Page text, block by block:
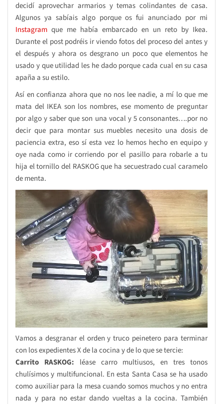
decidí aprovechar armarios y temas colindantes de casa.
Algunos ya sabíais algo porque os fui anunciado por mi
Instagram que me había embarcado en un reto by Ikea.
Durante el post podréis ir viendo fotos del proceso del antes y
el después y ahora os desgrano un poco que elementos he
usado y que utilidad les he dado porque cada cual en su casa
apaña a su estilo.
Así en confianza ahora que no nos lee nadie, a mí lo que me
mata del IKEA son los nombres, ese momento de preguntar
por algo y saber que son una vocal y 5 consonantes….por no
decir que para montar sus muebles necesito una dosis de
paciencia extra, eso sí esta vez lo hemos hecho en equipo y
oye nada como ir corriendo por el pasillo para robarle a tu
hija el tornillo del RASKOG que ha secuestrado cual caramelo
de menta.
Vamos a desgranar el orden y truco peinetero para terminar
con los expedientes X de la cocina y de lo que se tercie:
Carrito RASKOG: léase carro multiusos, en tres tonos
chulísimos y multifuncional. En esta Santa Casa se ha usado
como auxiliar para la mesa cuando somos muchos y no entra
nada y para no estar dando vueltas a la cocina. También